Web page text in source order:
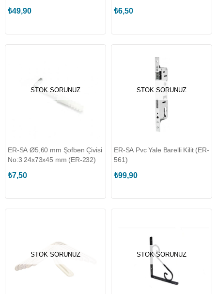
₺49,90 ₺6,50
STOK SORUNUZ
ER-SA Ø5,60 mm Şofben Çivisi
No:3 24x73x45 mm (ER-232)
₺7,50
STOK SORUNUZ
ER-SA Pvc Yale Barelli Kilit (ER-
561)
₺99,90
STOK SORUNUZ STOK SORUNUZ